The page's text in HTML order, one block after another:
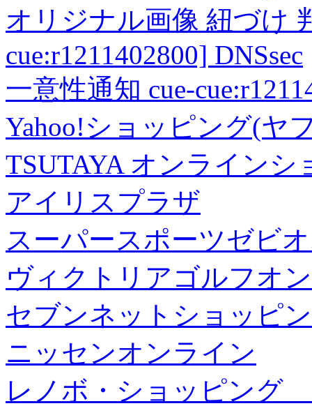
オリジナル画像 紐づけ
cue:r1211402800] DNSsec
一意性通知 cue-
Yahoo!ショッピング(ヤ
TSUTAYA オンラインシ
アイリスプラザ
スーパースポーツゼビ
ヴィクトリアゴルフオ
セブンネットショッピ
ニッセンオンライン
レノボ・ショッピング